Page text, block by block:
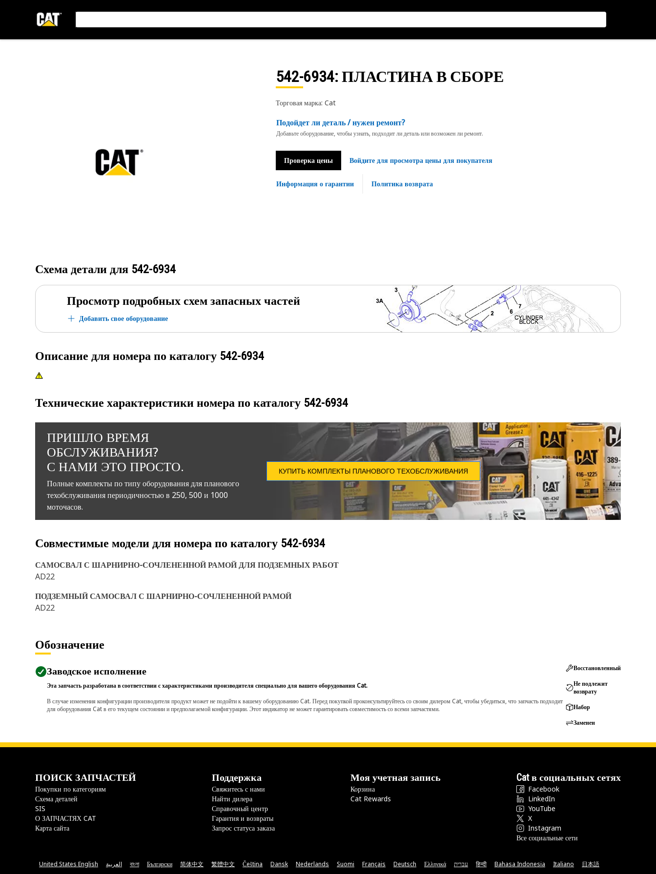
542-6934: ПЛАСТИНА В СБОРЕ
Торговая марка: Cat
Подойдет ли деталь / нужен ремонт?
Добавьте оборудование, чтобы узнать, подходит ли деталь или возможен ли ремонт.
Проверка цены Войдите для просмотра цены для покупателя
Информация о гарантии Политика возврата
Схема детали для 542-6934
Просмотр подробных схем запасных частей
Добавить свое оборудование
Описание для номера по каталогу 542-6934
Технические характеристики номера по каталогу 542-6934
ПРИШЛО ВРЕМЯ
ОБСЛУЖИВАНИЯ?
С НАМИ ЭТО ПРОСТО.
Полные комплекты по типу оборудования для планового
техобслуживания периодичностью в 250, 500 и 1000
моточасов.
КУПИТЬ КОМПЛЕКТЫ ПЛАНОВОГО ТЕХОБСЛУЖИВАНИЯ
Совместимые модели для номера по каталогу 542-6934
САМОСВАЛ С ШАРНИРНО-СОЧЛЕНЕННОЙ РАМОЙ ДЛЯ ПОДЗЕМНЫХ РАБОТ
AD22
ПОДЗЕМНЫЙ САМОСВАЛ С ШАРНИРНО-СОЧЛЕНЕННОЙ РАМОЙ
AD22
Обозначение
Заводское исполнение
Эта запчасть разработана в соответствии с характеристиками производителя специально для вашего оборудования Cat.
В случае изменения конфигурации производителя продукт может не подойти к вашему оборудованию Cat. Перед покупкой проконсультируйтесь со своим дилером Cat, чтобы убедиться, что запчасть подходит
для оборудования Cat в его текущем состоянии и предполагаемой конфигурации. Этот индикатор не может гарантировать совместимость со всеми запчастями.
Восстановленный
Не подлежит
возврату
Набор
Заменен
ПОИСК ЗАПЧАСТЕЙ
Покупки по категориям
Схема деталей
SIS
О ЗАПЧАСТЯХ CAT
Карта сайта
Поддержка
Свяжитесь с нами
Найти дилера
Справочный центр
Гарантия и возвраты
Запрос статуса заказа
Моя учетная запись
Корзина
Cat Rewards
Cat в социальных сетях
Facebook
LinkedIn
YouTube
X
Instagram
Все социальные сети
United States English العربية বাংলা Български 简体中文 繁體中文 Čeština Dansk Nederlands Suomi Français Deutsch Ελληνικά עברית हिन्दी Bahasa Indonesia Italiano 日本語